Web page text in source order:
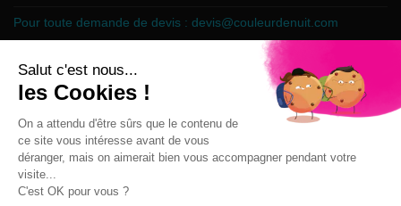
Pour toute demande de devis : devis@couleurdenuit.com
Marchand approuvé par la Société des Avis Garantis,cliquez ici pour
vérifier .
Follow us